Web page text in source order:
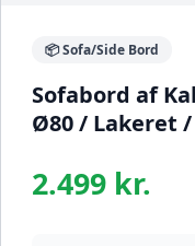
📦 Sofa/Side Bord
Sofabord af
Ø80 / Lakeret /
2.499 kr.